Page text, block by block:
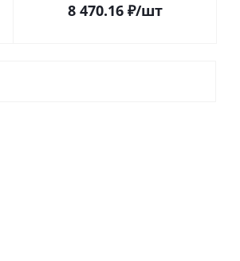
8 470.16 ₽/шт